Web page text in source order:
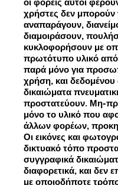
χρήστες δεν
αναπαράγουν,
διαμοιράσουν,
κυκλοφορήσουν με
πρωτότυπο υλικό
παρά μόνο για
χρήση, και δεδομένου
δικαιώματα
προστατεύουν. Μη-
μόνο το υλικό που
άλλων φορέων,
Οι εικόνες και
δικτυακό τόπο
συγγραφικά
διαφορετικά, και δεν
με οποιοδήποτε